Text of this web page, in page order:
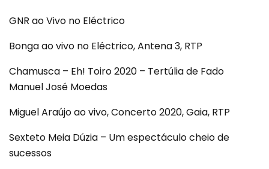
GNR ao Vivo no Eléctrico
Bonga ao vivo no Eléctrico, Antena 3, RTP
Chamusca – Eh! Toiro 2020 – Tertúlia de Fado
Manuel José Moedas
Miguel Araújo ao vivo, Concerto 2020, Gaia, RTP
Sexteto Meia Dúzia – Um espectáculo cheio de
sucessos